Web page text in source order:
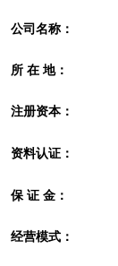
公司名称：
所 在 地：
注册资本：
资料认证：
保 证 金：
经营模式：